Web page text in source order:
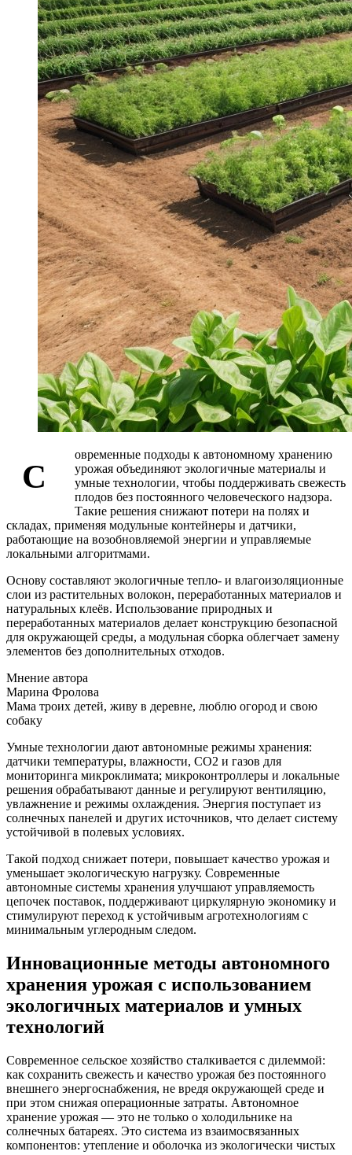
С
овременные подходы к автономному хранению
урожая объединяют экологичные материалы и
умные технологии, чтобы поддерживать свежесть
плодов без постоянного человеческого надзора.
Такие решения снижают потери на полях и
складах, применяя модульные контейнеры и датчики,
работающие на возобновляемой энергии и управляемые
локальными алгоритмами.
Основу составляют экологичные тепло- и влагоизоляционные
слои из растительных волокон, переработанных материалов и
натуральных клеёв. Использование природных и
переработанных материалов делает конструкцию безопасной
для окружающей среды, а модульная сборка облегчает замену
элементов без дополнительных отходов.
Мнение автора
Марина Фролова
Мама троих детей, живу в деревне, люблю огород и свою
собаку
Умные технологии дают автономные режимы хранения:
датчики температуры, влажности, СО2 и газов для
мониторинга микроклимата; микроконтроллеры и локальные
решения обрабатывают данные и регулируют вентиляцию,
увлажнение и режимы охлаждения. Энергия поступает из
солнечных панелей и других источников, что делает систему
устойчивой в полевых условиях.
Такой подход снижает потери, повышает качество урожая и
уменьшает экологическую нагрузку. Современные
автономные системы хранения улучшают управляемость
цепочек поставок, поддерживают циркулярную экономику и
стимулируют переход к устойчивым агротехнологиям с
минимальным углеродным следом.
Инновационные методы автономного
хранения урожая с использованием
экологичных материалов и умных
технологий
Современное сельское хозяйство сталкивается с дилеммой:
как сохранить свежесть и качество урожая без постоянного
внешнего энергоснабжения, не вредя окружающей среде и
при этом снижая операционные затраты. Автономное
хранение урожая — это не только о холодильнике на
солнечных батареях. Это система из взаимосвязанных
компонентов: утепление и оболочка из экологически чистых